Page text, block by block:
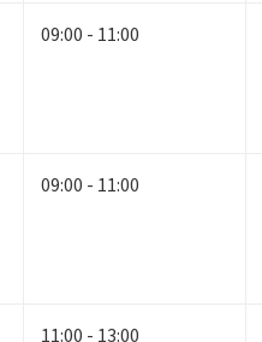
09:00 - 11:00
09:00 - 11:00
11:00 - 13:00